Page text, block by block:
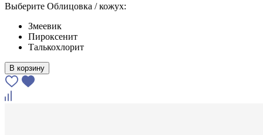
Выберите Облицовка / кожух:
Змеевик
Пироксенит
Талькохлорит
В корзину